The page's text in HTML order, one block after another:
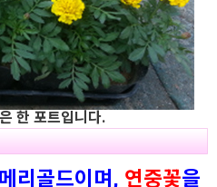
한 포트입니다.
메리골드이며, 연중꽃을